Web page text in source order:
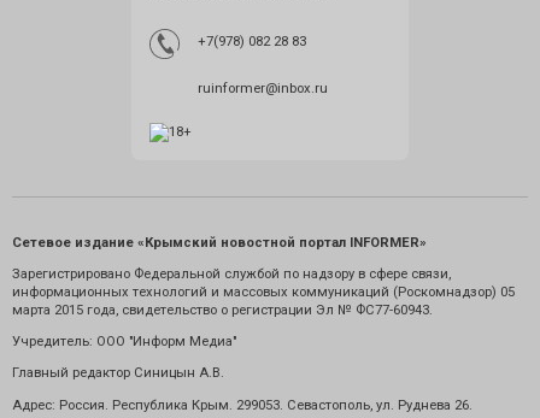
+7(978) 082 28 83
ruinformer@inbox.ru
Сетевое издание «Крымский новостной портал INFORMER»
Зарегистрировано Федеральной службой по надзору в сфере связи,
информационных технологий и массовых коммуникаций (Роскомнадзор) 05
марта 2015 года, свидетельство о регистрации Эл № ФС77-60943.
Учредитель: ООО "Информ Медиа"
Главный редактор Синицын А.В.
Адрес: Россия. Республика Крым. 299053. Севастополь, ул. Руднева 26.